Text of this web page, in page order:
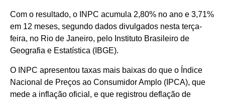
Com o resultado, o INPC acumula 2,80% no ano e 3,71%
em 12 meses, segundo dados divulgados nesta terça-
feira, no Rio de Janeiro, pelo Instituto Brasileiro de
Geografia e Estatística (IBGE).
O INPC apresentou taxas mais baixas do que o Índice
Nacional de Preços ao Consumidor Amplo (IPCA), que
mede a inflação oficial, e que registrou deflação de